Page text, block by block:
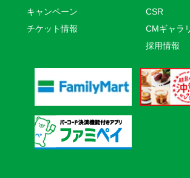
キャンペーン
チケット情報
CSR
CMギャラ
採用情報